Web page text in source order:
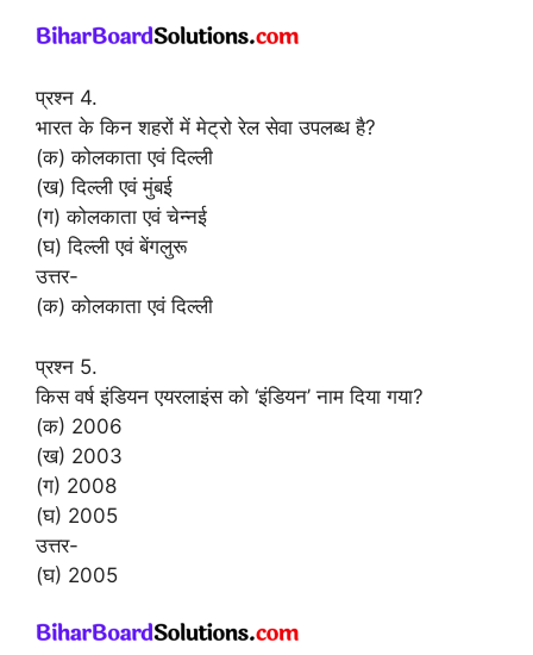
प्रश्न 4.
भारत के किन शहरों में मेट्रो रेल सेवा उपलब्ध है?
(क) कोलकाता एवं दिल्ली
(ख) दिल्ली एवं मुंबई
(ग) कोलकाता एवं चेन्नई
(घ) दिल्ली एवं बेंगलुरू
उत्तर-
(क) कोलकाता एवं दिल्ली
प्रश्न 5.
किस वर्ष इंडियन एयरलाइंस को ‘इंडियन’ नाम दिया गया?
(क) 2006
(ख) 2003
(ग) 2008
(घ) 2005
उत्तर-
(घ) 2005